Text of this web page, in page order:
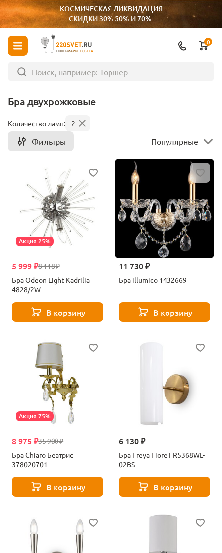
КОСМИЧЕСКАЯ ЛИКВИДАЦИЯ
СКИДКИ 30% 50% И 70%.
ГИПЕРМАРКЕТ СВЕТА
0
Бра двухрожковые
Количество ламп: 2
Фильтры Популярные
Акция 25%
8 118 ₽
5 999 ₽
Бра Odeon Light Kadrilia
4828/2W
В корзину
11 730 ₽
Бра illumico 1432669
В корзину
Акция 75%
35 900 ₽
8 975 ₽
Бра Chiaro Беатрис
378020701
В корзину
6 130 ₽
Бра Freya Fiore FR5368WL-
02BS
В корзину